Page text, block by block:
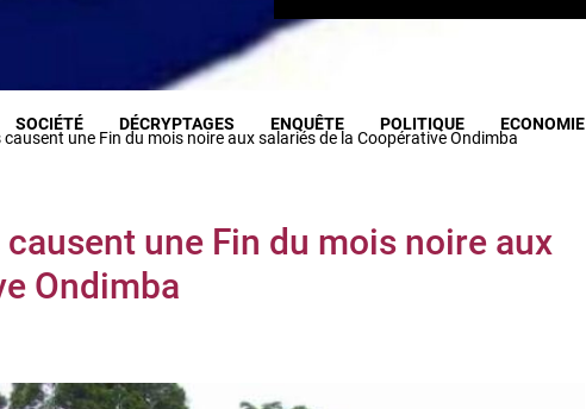
SOCIÉTÉ DÉCRYPTAGES ENQUÊTE POLITIQUE ECONOMIE
une Fin du mois noire aux salariés de la Coopérative Ondimba
une Fin du mois noire aux
Ondimba